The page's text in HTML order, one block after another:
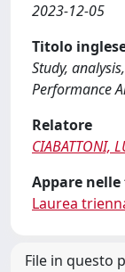
2023-12-05
Titolo
Study,
Performance
Relatore
CIABATTONI,
Appare
Laurea
File in questo